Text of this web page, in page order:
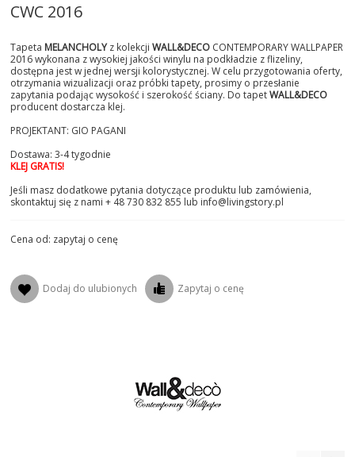
CWC 2016
Tapeta MELANCHOLYz kolekcjiWALL&DECO CONTEMPORARY WALLPAPER
2016 wykonana z wysokiej jakości winylu na podkładzie z flizeliny,
dostępna jest w jednej wersji kolorystycznej. W celu przygotowania oferty,
otrzymania wizualizacji oraz próbki tapety, prosimy o przesłanie
zapytania podając wysokość i szerokość ściany. Do tapetWALL&DECO
producent dostarcza klej.
PROJEKTANT: GIO PAGANI
Dostawa: 3-4 tygodnie
KLEJ GRATIS!
Jeśli masz dodatkowe pytania dotyczące produktu lub zamówienia,
skontaktuj się z nami + 48 730 832 855 lub info@livingstory.pl
Cena od: zapytaj o cenę
Dodaj do ulubionych Zapytaj o cenę